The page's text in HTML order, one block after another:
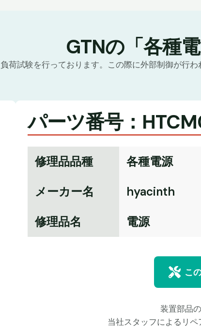
GTNの「各種
荷試験を行っております。この際に外部制御が行
パーツ番号：
修理品品種
各種電源
メーカー名
hyacinth
修理品名
電源
こ
装置部品
当社スタッフによるリペ